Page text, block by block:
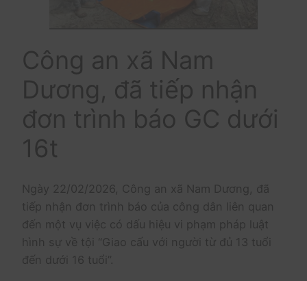
Công an xã Nam
Dương, đã tiếp nhận
đơn trình báo GC dưới
16t
Ngày 22/02/2026, Công an xã Nam Dương, đã
tiếp nhận đơn trình báo của công dân liên quan
đến một vụ việc có dấu hiệu vi phạm pháp luật
hình sự về tội “Giao cấu với người từ đủ 13 tuổi
đến dưới 16 tuổi”.